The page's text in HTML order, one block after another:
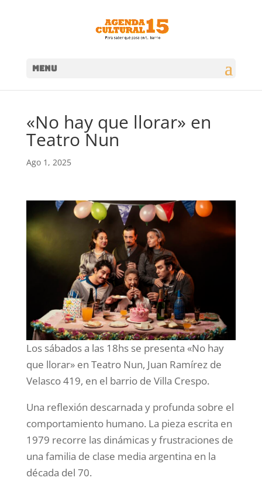
MENU
«No hay que llorar» en
Teatro Nun
Ago 1, 2025
Los sábados a las 18hs se presenta «No hay
que llorar» en Teatro Nun, Juan Ramírez de
Velasco 419, en el barrio de Villa Crespo.
Una reflexión descarnada y profunda sobre el
comportamiento humano. La pieza escrita en
1979 recorre las dinámicas y frustraciones de
una familia de clase media argentina en la
década del 70.